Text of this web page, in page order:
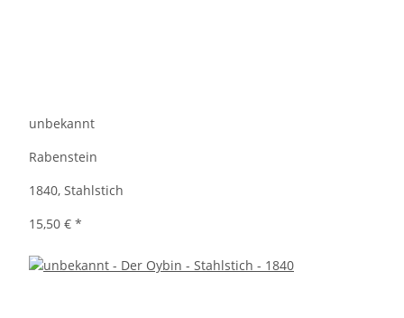
unbekannt
Rabenstein
1840, Stahlstich
15,50 € *